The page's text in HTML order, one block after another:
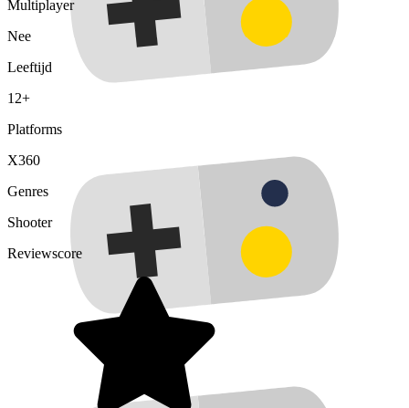
Multiplayer
Nee
Leeftijd
12+
Platforms
X360
Genres
Shooter
Reviewscore